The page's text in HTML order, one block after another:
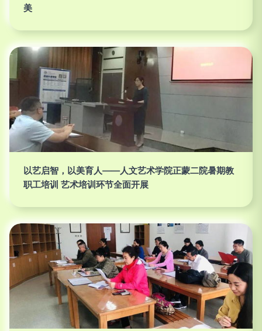
美
以艺启智，以美育人——人文艺术学院正蒙二院暑期教
职工培训 艺术培训环节全面开展